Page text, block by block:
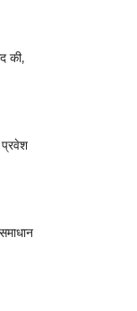
की,
प्रवेश